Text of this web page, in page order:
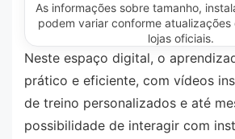
As informações sobre tamanho,
podem variar conforme
lojas oficiais.
Neste espaço digital, o
prático e eficiente, com vídeos
de treino personalizados e até
possibilidade de interagir com